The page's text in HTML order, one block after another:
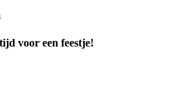
voor een feestje!